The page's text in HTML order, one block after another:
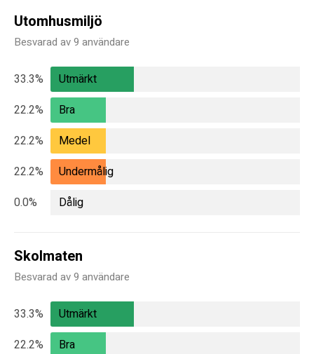
Utomhusmiljö
Besvarad av 9 användare
33.3%
Utmärkt
22.2%
Bra
22.2%
Medel
22.2%
Undermålig
0.0%
Dålig
Skolmaten
Besvarad av 9 användare
33.3%
Utmärkt
22.2%
Bra